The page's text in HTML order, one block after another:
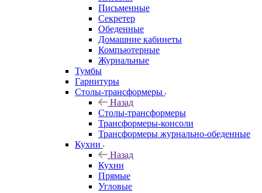
Письменные
Секретер
Обеденные
Домашние кабинеты
Компьютерные
Журнальные
Тумбы
Гарнитуры
Столы-трансформеры
Назад
Столы-трансформеры
Трансформеры-консоли
Трансформеры журнально-обеденные
Кухни
Назад
Кухни
Прямые
Угловые